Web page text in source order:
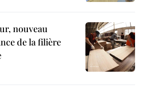
nouveau
de la filière